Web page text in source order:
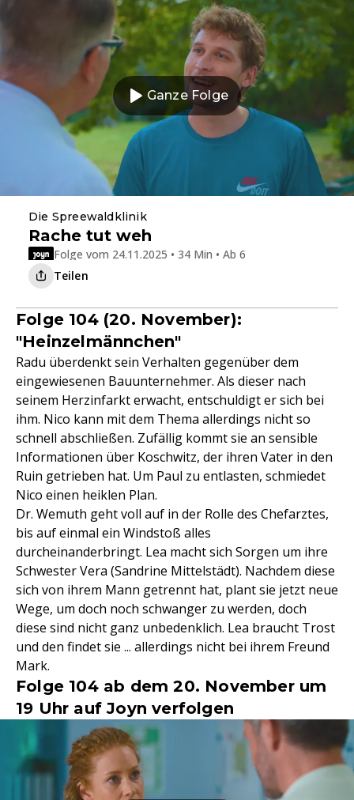
Ganze Folge
Die Spreewaldklinik
Rache tut weh
Folge vom 24.11.2025 • 34 Min • Ab 6
Teilen
Folge 104 (20. November):
"Heinzelmännchen"
Radu überdenkt sein Verhalten gegenüber dem
eingewiesenen Bauunternehmer. Als dieser nach
seinem Herzinfarkt erwacht, entschuldigt er sich bei
ihm. Nico kann mit dem Thema allerdings nicht so
schnell abschließen. Zufällig kommt sie an sensible
Informationen über Koschwitz, der ihren Vater in den
Ruin getrieben hat. Um Paul zu entlasten, schmiedet
Nico einen heiklen Plan.
Dr. Wemuth geht voll auf in der Rolle des Chefarztes,
bis auf einmal ein Windstoß alles
durcheinanderbringt. Lea macht sich Sorgen um ihre
Schwester Vera (Sandrine Mittelstädt). Nachdem diese
sich von ihrem Mann getrennt hat, plant sie jetzt neue
Wege, um doch noch schwanger zu werden, doch
diese sind nicht ganz unbedenklich. Lea braucht Trost
und den findet sie ... allerdings nicht bei ihrem Freund
Mark.
Folge 104 ab dem 20. November um
19 Uhr auf Joyn verfolgen